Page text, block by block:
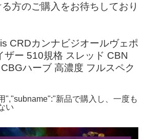
方のご購入をお待ちしており
CRDカンナビジオールヴェポ
ザー 510規格 スレッド CBN
ハーブ 高濃度 フルスペク
","subname":"新品で購入し、一度も
い